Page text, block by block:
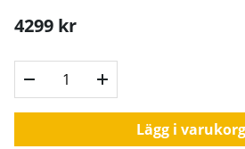
4299 kr
Lägg i